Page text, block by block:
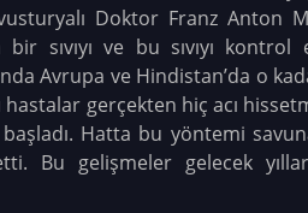
Doktor Franz Anton
ve bu sıvıyı kontrol
Avrupa ve Hindistan’da o
gerçekten hiç acı
Hatta bu yöntemi
Bu gelişmeler gelecek